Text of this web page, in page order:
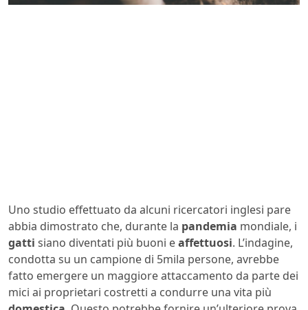
Uno studio effettuato da alcuni ricercatori inglesi pare
abbia dimostrato che, durante la pandemia mondiale, i
gatti siano diventati più buoni eaffettuosi. L’indagine,
condotta su un campione di 5mila persone, avrebbe
fatto emergere un maggiore attaccamento da parte dei
mici ai proprietari costretti a condurre una vita più